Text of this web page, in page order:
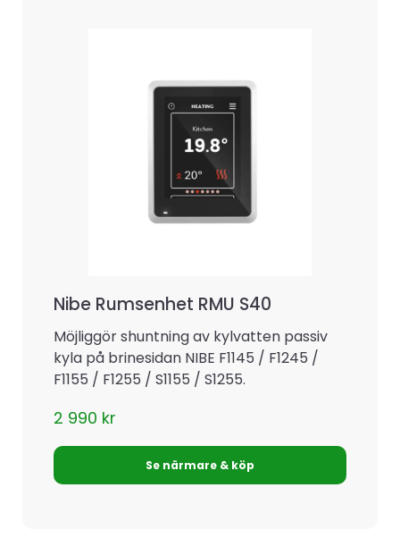
Nibe Rumsenhet RMU S40
Möjliggör shuntning av kylvatten passiv
kyla på brinesidan NIBE F1145 / F1245 /
F1155 / F1255 / S1155 / S1255.
2 990 kr
Se närmare & köp